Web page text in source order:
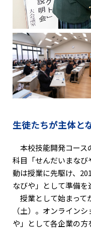
生徒たちが主体と
本校技能開発コース
科目「せんだいまな
動は授業に先駆け、
なびや」として準備を
授業として始まって
（土）。オンライン
や」として各企業の